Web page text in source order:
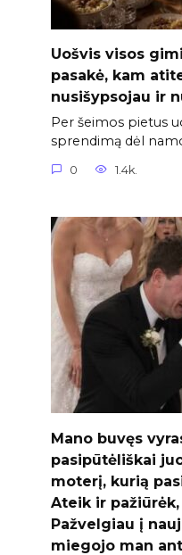
Uošvis visos
pasakė, kam
nusišypsojau ir
Per šeimos pietus
sprendimą dėl
0 1.4k.
Mano buvęs
pasipūtėliškai
moterį, kurią
Ateik ir
Pažvelgiau į
miegojo man